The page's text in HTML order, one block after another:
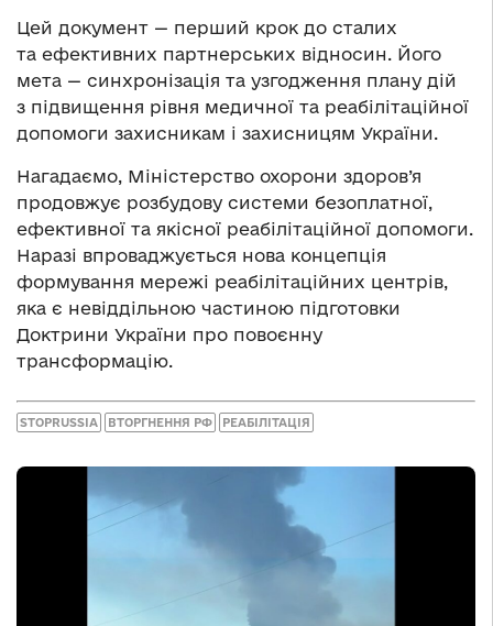
Цей документ — перший крок до сталих
та ефективних партнерських відносин. Його
мета — синхронізація та узгодження плану дій
з підвищення рівня медичної та реабілітаційної
допомоги захисникам і захисницям України.
Нагадаємо, Міністерство охорони здоров’я
продовжує розбудову системи безоплатної,
ефективної та якісної реабілітаційної допомоги.
Наразі впроваджується нова концепція
формування мережі реабілітаційних центрів,
яка є невіддільною частиною підготовки
Доктрини України про повоєнну
трансформацію.
STOPRUSSIA ВТОРГНЕННЯ РФ РЕАБІЛІТАЦІЯ